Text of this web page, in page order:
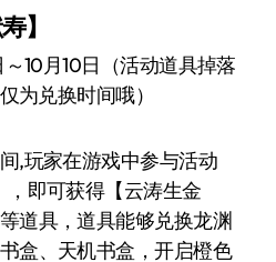
】
10月10日（活动道具掉落
为兑换时间哦）
玩家在游戏中参与活动
，即可获得【云涛生金
道具，道具能够兑换龙渊
盒、天机书盒，开启橙色